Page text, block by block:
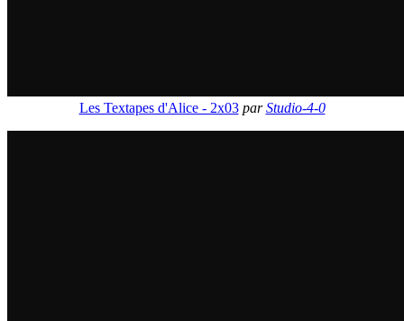
Les Textapes d'Alice - 2x03 parStudio-4-0